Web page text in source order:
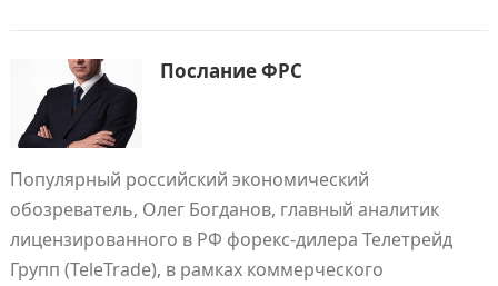
Послание ФРС
Популярный российский экономический
обозреватель, Олег Богданов, главный аналитик
лицензированного в РФ форекс-дилера Телетрейд
Групп (TeleTrade), в рамках коммерческого